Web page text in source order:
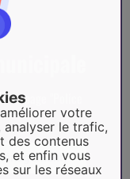
la page "Police
votre
analyser le trafic,
des contenus
et enfin vous
sur les réseaux